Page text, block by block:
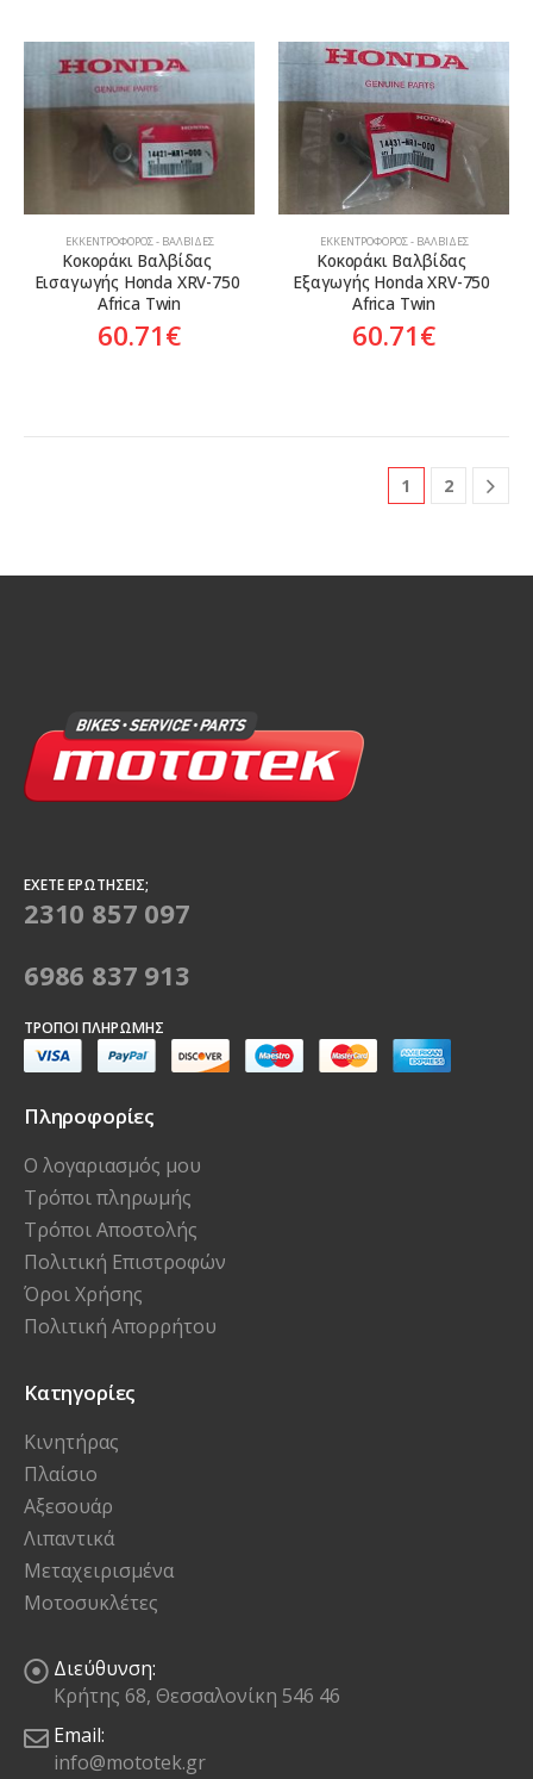
ΕΚΚΕΝΤΡΟΦΌΡΟΣ - ΒΑΛΒΊΔΕΣ
Κοκοράκι Βαλβίδας
Εισαγωγής Honda XRV-750
Africa Twin
60.71€
ΕΚΚΕΝΤΡΟΦΌΡΟΣ - ΒΑΛΒΊΔΕΣ
Κοκοράκι Βαλβίδας
Εξαγωγής Honda XRV-750
Africa Twin
60.71€
1 2
ΈΧΕΤΕ ΕΡΩΤΉΣΕΙΣ;
2310 857 097
6986 837 913
ΤΡΌΠΟΙ ΠΛΗΡΩΜΉΣ
Πληροφορίες
Ο λογαριασμός μου
Τρόποι πληρωμής
Τρόποι Αποστολής
Πολιτική Επιστροφών
Όροι Χρήσης
Πολιτική Απορρήτου
Κατηγορίες
Κινητήρας
Πλαίσιο
Αξεσουάρ
Λιπαντικά
Μεταχειρισμένα
Μοτοσυκλέτες
Διεύθυνση:
Κρήτης 68, Θεσσαλονίκη 546 46
Email:
info@mototek.gr